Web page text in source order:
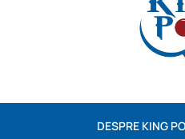
DESPRE KING